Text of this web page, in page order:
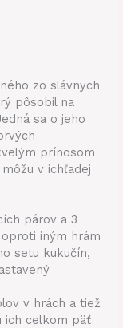
zo slávnych
pôsobil na
sa o jeho
prínosom
v ichľadej
párov a 3
iným hrám
setu kukučín,
v hrách a tiež
ich celkom päť